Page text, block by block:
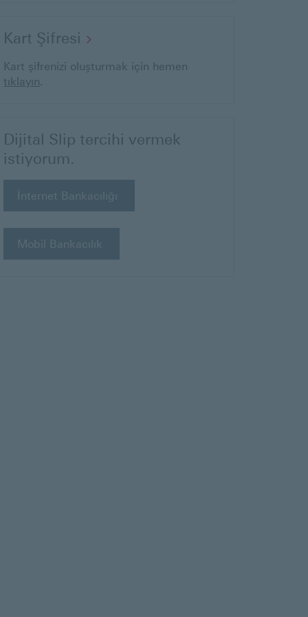
Kart Şifresi oluşturmak
hemen
(Bu
yeni
Kart şifrenizi oluşturmak için hemen
tıklayın(Bu
açılacaktır)
.
Dijital Slip tercihi vermek
istiyorum.
İnternet Bankacılığı
sayfa
yeni
Mobil Bankacılık